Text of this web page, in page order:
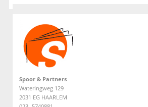
Spoor & Partners
Wateringweg 129
2031 EG HAARLEM